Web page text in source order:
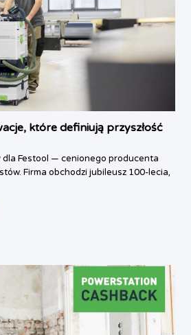
które definiują przyszłość
dla Festool — cenionego producenta
Firma obchodzi jubileusz 100-lecia,